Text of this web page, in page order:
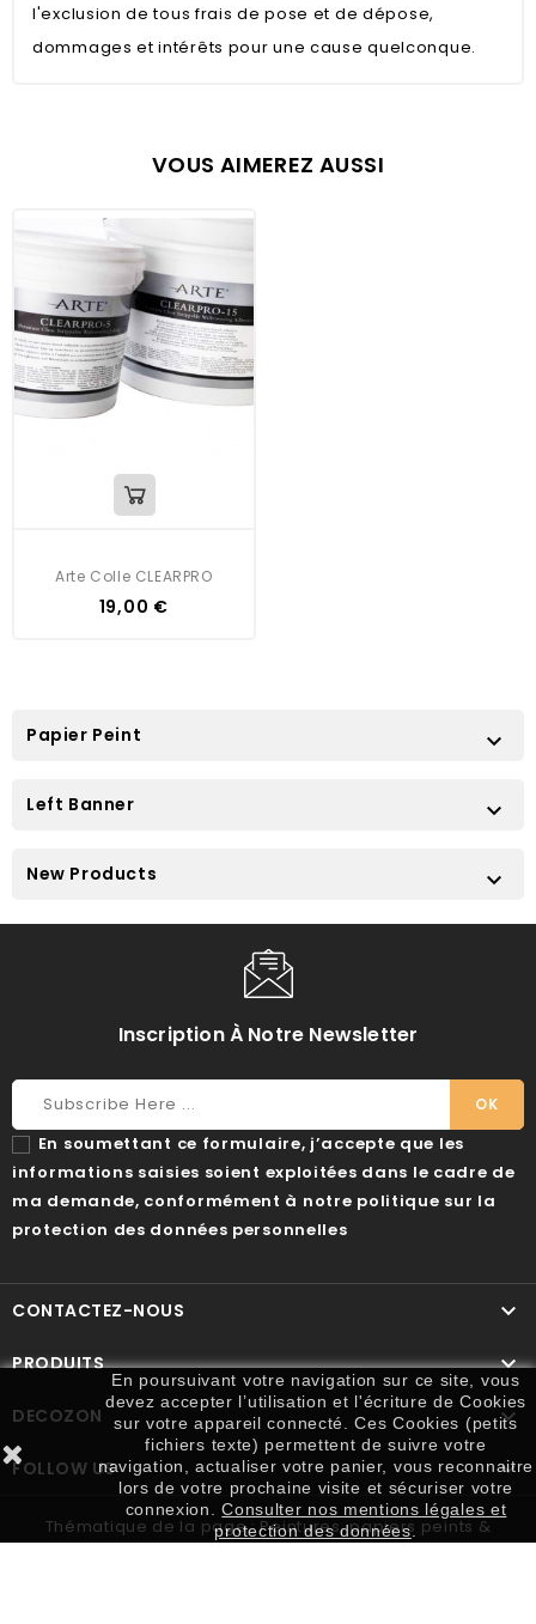
l'exclusion de tous frais de pose et de dépose,
dommages et intérêts pour une cause quelconque.
VOUS AIMEREZ AUSSI
Arte Colle CLEARPRO
Prix
19,00 €
Papier Peint 
Left Banner 
New Products 
Inscription À Notre Newsletter
En soumettant ce formulaire, j’accepte que les
informations saisies soient exploitées dans le cadre de
ma demande, conformément à notre politique sur la
protection des données personnelles
CONTACTEZ-NOUS 
PRODUITS 
DECOZON 
FOLLOW US 
En poursuivant votre navigation sur ce site, vous
devez accepter l’utilisation et l'écriture de Cookies
sur votre appareil connecté. Ces Cookies (petits
fichiers texte) permettent de suivre votre
navigation, actualiser votre panier, vous reconnaitre
lors de votre prochaine visite et sécuriser votre
connexion.Consulter nos mentions légales et
protection des données.
Thématique de la page : Peintures, papiers peints &